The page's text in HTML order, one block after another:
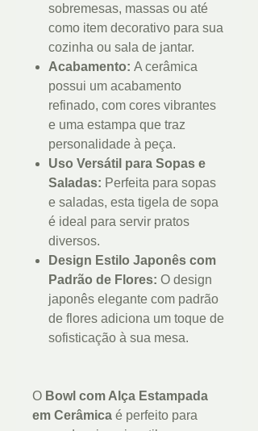
sobremesas, massas ou até
como item decorativo para sua
cozinha ou sala de jantar.
Acabamento: A cerâmica
possui um acabamento
refinado, com cores vibrantes
e uma estampa que traz
personalidade à peça.
Uso Versátil para Sopas e
Saladas: Perfeita para sopas
e saladas, esta tigela de sopa
é ideal para servir pratos
diversos.
Design Estilo Japonês com
Padrão de Flores: O design
japonês elegante com padrão
de flores adiciona um toque de
sofisticação à sua mesa.
O Bowl com Alça Estampada
em Cerâmica é perfeito para